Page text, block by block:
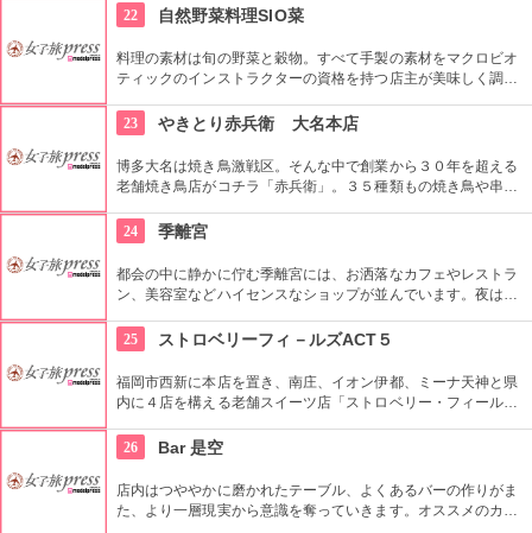
いのは、鮮度もありますが、北海道の卵が目指す明太子作りに
はかかせない風味や触感を持つからです。
22 自然野菜料理SIO菜
料理の素材は旬の野菜と穀物。すべて手製の素材をマクロビオ
ティックのインストラクターの資格を持つ店主が美味しく調理
23
やきとり赤兵衛 大名本店
博多大名は焼き鳥激戦区。そんな中で創業から３０年を超える
老舗焼き鳥店がコチラ「赤兵衛」。３５種類もの焼き鳥や串焼
す。秘伝のタレで焼き上げる焼き鳥もぜひご賞味を。家族連れ
でも楽しめるというのも嬉しい。
24 季離宮
都会の中に静かに佇む季離宮には、お洒落なカフェやレストラ
ン、美容室などハイセンスなショップが並んでいます。夜はシ
洒落な空間を演出します。
25 ストロベリーフィ－ルズACT５
福岡市西新に本店を置き、南庄、イオン伊都、ミーナ天神と県
内に４店を構える老舗スイーツ店「ストロベリー・フィール
キ、クッキーなどの焼菓子、ゼリー、ジェラードなど定番メニ
ューに加え、生クリームをチョコレートなどでコーティングし
た「スフィア」というお菓子にも注目したい。 フードメニュー
も充実しており、中でもイートインスペースでいただける、パ
フェ、ケーキ、グラタンが３点セットになった「はぴねすプレ
26 Bar 是空
店内はつややかに磨かれたテーブル、よくあるバーの作りがま
た、より一層現実から意識を奪っていきます。オススメのカク